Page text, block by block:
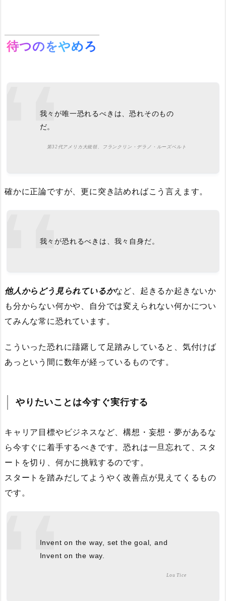
待つのをやめろ
我々が唯一恐れるべきは、恐れそのもの
だ。
第32代アメリカ大統領、フランクリン・デラノ・ルーズベルト
確かに正論ですが、更に突き詰めればこう言えます。
我々が恐れるべきは、我々自身だ。
他人からどう見られているかなど、起きるか起きないか
も分からない何かや、自分では変えられない何かについ
てみんな常に恐れています。
こういった恐れに躊躇して足踏みしていると、気付けば
あっという間に数年が経っているものです。
やりたいことは今すぐ実行する
キャリア目標やビジネスなど、構想・妄想・夢があるな
ら今すぐに着手するべきです。恐れは一旦忘れて、スタ
ートを切り、何かに挑戦するのです。
スタートを踏みだしてようやく改善点が見えてくるもの
です。
Invent on the way, set the goal, and
Invent on the way.
Lou Tice